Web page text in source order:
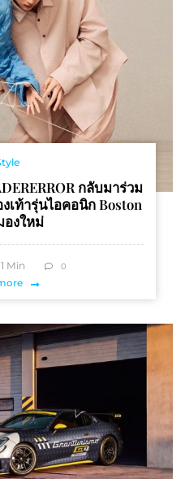
กลับมาร่วม
เท้ารุ่นไอคอนิก Boston
งใหม่
1 Min 0